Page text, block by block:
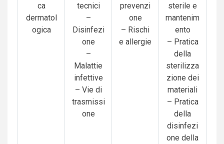
ca
dermatol
ogica
tecnici
–
Disinfezi
one
–
Malattie
infettive
– Vie di
trasmissi
one
prevenzi
one
– Rischi
e allergie
sterile e
mantenim
ento
– Pratica
della
sterilizza
zione dei
materiali
– Pratica
della
disinfezi
one della